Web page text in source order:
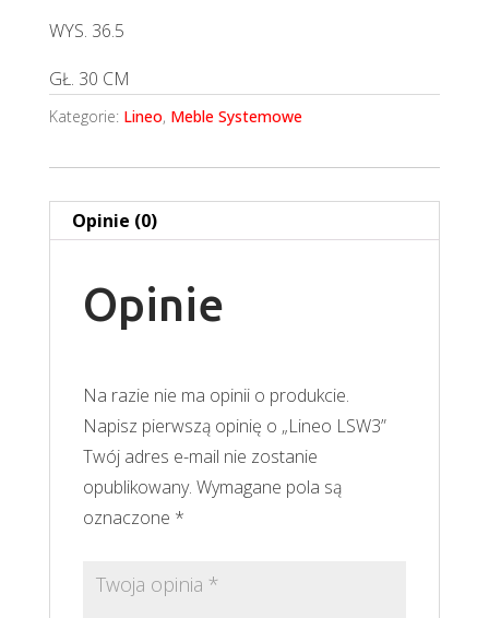
WYS. 36.5
GŁ. 30 CM
Kategorie: Lineo, Meble Systemowe
Opinie (0)
Opinie
Na razie nie ma opinii o produkcie.
Napisz pierwszą opinię o „Lineo LSW3”
Twój adres e-mail nie zostanie
opublikowany. Wymagane pola są
oznaczone *